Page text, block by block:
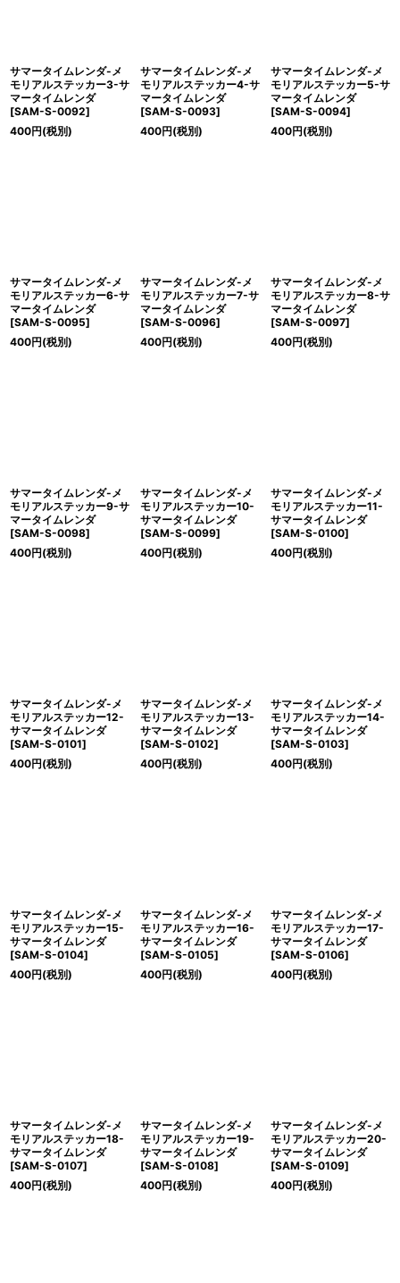
サマータイムレンダ-メ
モリアルステッカー3-サ
マータイムレンダ
[SAM-S-0092]
400円(税別)
サマータイムレンダ-メ
モリアルステッカー4-サ
マータイムレンダ
[SAM-S-0093]
400円(税別)
サマータイムレンダ-メ
モリアルステッカー5-サ
マータイムレンダ
[SAM-S-0094]
400円(税別)
サマータイムレンダ-メ
モリアルステッカー6-サ
マータイムレンダ
[SAM-S-0095]
400円(税別)
サマータイムレンダ-メ
モリアルステッカー7-サ
マータイムレンダ
[SAM-S-0096]
400円(税別)
サマータイムレンダ-メ
モリアルステッカー8-サ
マータイムレンダ
[SAM-S-0097]
400円(税別)
サマータイムレンダ-メ
モリアルステッカー9-サ
マータイムレンダ
[SAM-S-0098]
400円(税別)
サマータイムレンダ-メ
モリアルステッカー10-
サマータイムレンダ
[SAM-S-0099]
400円(税別)
サマータイムレンダ-メ
モリアルステッカー11-
サマータイムレンダ
[SAM-S-0100]
400円(税別)
サマータイムレンダ-メ
モリアルステッカー12-
サマータイムレンダ
[SAM-S-0101]
400円(税別)
サマータイムレンダ-メ
モリアルステッカー13-
サマータイムレンダ
[SAM-S-0102]
400円(税別)
サマータイムレンダ-メ
モリアルステッカー14-
サマータイムレンダ
[SAM-S-0103]
400円(税別)
サマータイムレンダ-メ
モリアルステッカー15-
サマータイムレンダ
[SAM-S-0104]
400円(税別)
サマータイムレンダ-メ
モリアルステッカー16-
サマータイムレンダ
[SAM-S-0105]
400円(税別)
サマータイムレンダ-メ
モリアルステッカー17-
サマータイムレンダ
[SAM-S-0106]
400円(税別)
サマータイムレンダ-メ
モリアルステッカー18-
サマータイムレンダ
[SAM-S-0107]
400円(税別)
サマータイムレンダ-メ
モリアルステッカー19-
サマータイムレンダ
[SAM-S-0108]
400円(税別)
サマータイムレンダ-メ
モリアルステッカー20-
サマータイムレンダ
[SAM-S-0109]
400円(税別)